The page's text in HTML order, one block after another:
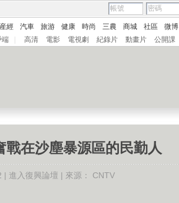
産經 汽車 旅游 健康 時尚 三農 商城 社區 微博
端 高清 電影 電視劇 紀錄片 動畫片 公開課
戰在沙塵暴源區的民勤人
| 進入復興論壇 | 來源： CNTV